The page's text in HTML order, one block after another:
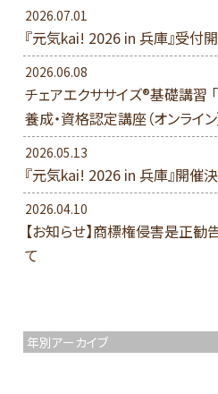
2026.07.01
『元気kai! 2026 in 兵庫』受付開
2026.06.08
チェアエクササイズ®基礎講習
養成・資格認定講座（オンライン
2026.05.13
『元気kai! 2026 in 兵庫』開催決
2026.04.10
【お知らせ】商標権侵害是正
て
年別アーカイブ